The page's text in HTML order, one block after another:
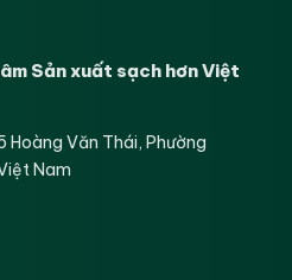
Sản xuất sạch hơn Việt
Hoàng Văn Thái, Phường
Nam